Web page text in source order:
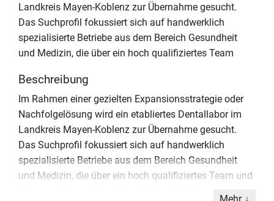
Landkreis Mayen-Koblenz zur Übernahme gesucht.
Das Suchprofil fokussiert sich auf handwerklich
spezialisierte Betriebe aus dem Bereich Gesundheit
und Medizin, die über ein hoch qualifiziertes Team
Beschreibung
Im Rahmen einer gezielten Expansionsstrategie oder
Nachfolgelösung wird ein etabliertes Dentallabor im
Landkreis Mayen-Koblenz zur Übernahme gesucht.
Das Suchprofil fokussiert sich auf handwerklich
spezialisierte Betriebe aus dem Bereich Gesundheit
und Medizin, die über ein hoch qualifiziertes Team und